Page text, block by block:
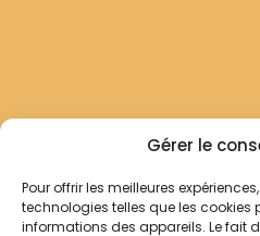
Gérer le
Pour offrir les meilleures
technologies telles que les
informations des appareils. Le fait
Archives
RECHERCHER
Comment chercher ?